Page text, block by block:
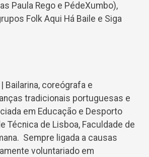
Paula Rego e PédeXumbo),
Folk Aqui Há Baile e Siga
Bailarina, coreógrafa e
tradicionais portuguesas e
em Educação e Desporto
Técnica de Lisboa, Faculdade de
Sempre ligada a causas
voluntariado em